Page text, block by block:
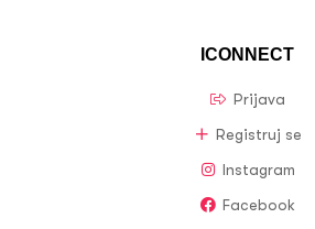
ICONNECT
Prijava
Registruj se
Instagram
Facebook